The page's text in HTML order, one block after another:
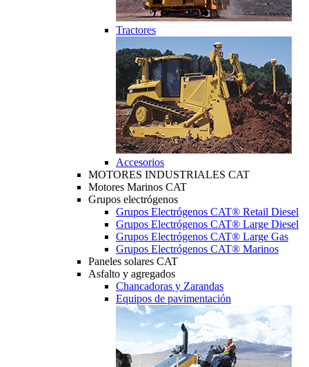
Tractores
Accesorios
MOTORES INDUSTRIALES CAT
Motores Marinos CAT
Grupos electrógenos
Grupos Electrógenos CAT® Retail Diesel
Grupos Electrógenos CAT® Large Diesel
Grupos Electrógenos CAT® Large Gas
Grupos Electrógenos CAT® Marinos
Paneles solares CAT
Asfalto y agregados
Chancadoras y Zarandas
Equipos de pavimentación